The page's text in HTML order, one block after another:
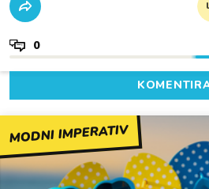
0
MODNI IMPERATIV